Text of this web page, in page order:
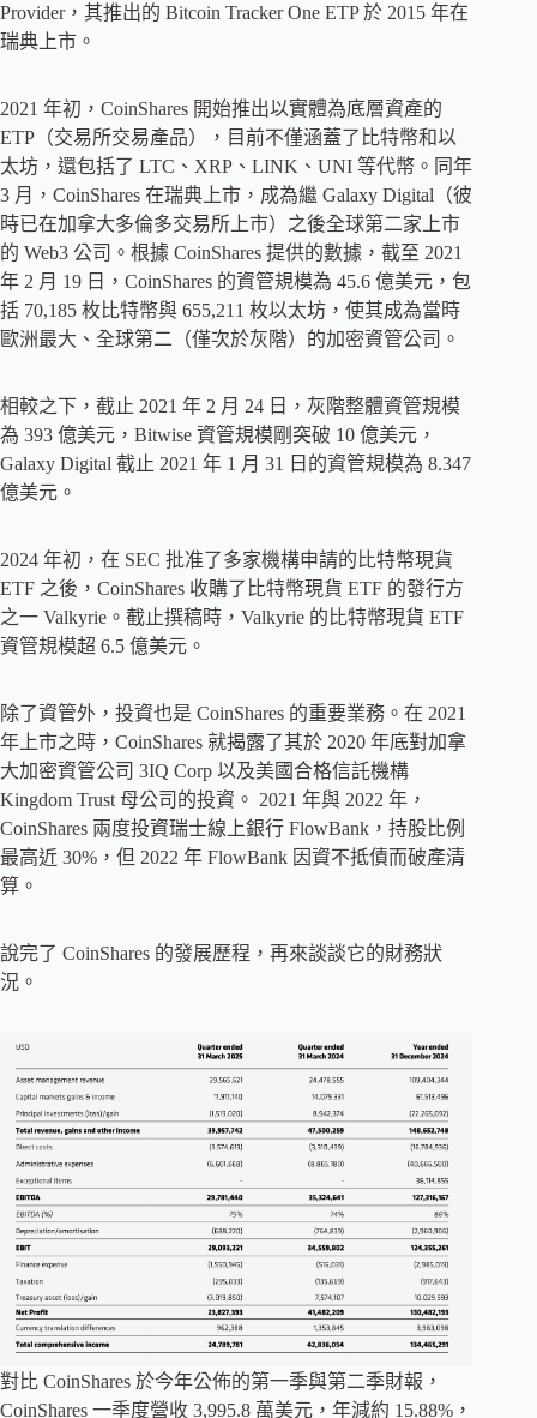
Provider，其推出的 Bitcoin Tracker One ETP 於 2015 年在
瑞典上市。
2021 年初，CoinShares 開始推出以實體為底層資產的
ETP（交易所交易產品），目前不僅涵蓋了比特幣和以
太坊，還包括了 LTC、XRP、LINK、UNI 等代幣。同年
3 月，CoinShares 在瑞典上市，成為繼 Galaxy Digital（彼
時已在加拿大多倫多交易所上市）之後全球第二家上市
的 Web3 公司。根據 CoinShares 提供的數據，截至 2021
年 2 月 19 日，CoinShares 的資管規模為 45.6 億美元，包
括 70,185 枚比特幣與 655,211 枚以太坊，使其成為當時
歐洲最大、全球第二（僅次於灰階）的加密資管公司。
相較之下，截止 2021 年 2 月 24 日，灰階整體資管規模
為 393 億美元，Bitwise 資管規模剛突破 10 億美元，
Galaxy Digital 截止 2021 年 1 月 31 日的資管規模為 8.347
億美元。
2024 年初，在 SEC 批准了多家機構申請的比特幣現貨
ETF 之後，CoinShares 收購了比特幣現貨 ETF 的發行方
之一 Valkyrie。截止撰稿時，Valkyrie 的比特幣現貨 ETF
資管規模超 6.5 億美元。
除了資管外，投資也是 CoinShares 的重要業務。在 2021
年上市之時，CoinShares 就揭露了其於 2020 年底對加拿
大加密資管公司 3IQ Corp 以及美國合格信託機構
Kingdom Trust 母公司的投資。 2021 年與 2022 年，
CoinShares 兩度投資瑞士線上銀行 FlowBank，持股比例
最高近 30%，但 2022 年 FlowBank 因資不抵債而破產清
算。
說完了 CoinShares 的發展歷程，再來談談它的財務狀
況。
對比 CoinShares 於今年公佈的第一季與第二季財報，
CoinShares 一季度營收 3,995.8 萬美元，年減約 15.88%，